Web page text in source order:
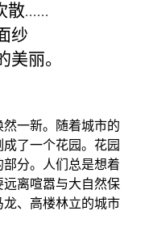
散......
纱
丽。
一新。随着城市的
了一个花园。花园
分。人们总是想着
离喧嚣与大自然保
、高楼林立的城市